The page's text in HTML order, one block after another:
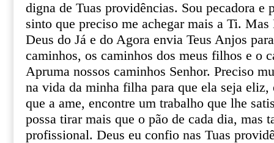
digna de Tuas providências. Sou pecadora e
sinto que preciso me achegar mais a Ti.
Deus do Já e do Agora envia Teus Anjos
caminhos, os caminhos dos meus filhos e o
Apruma nossos caminhos Senhor. Preciso
na vida da minha filha para que ela seja eliz,
que a ame, encontre um trabalho que lhe
possa tirar mais que o pão de cada dia, mas
profissional. Deus eu confio nas Tuas